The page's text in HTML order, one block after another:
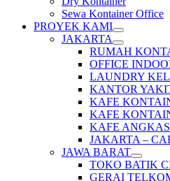
Sewa Kontainer Office
PROYEK KAMI
JAKARTA
RUMAH
OFFICE
LAUNDRY
KANTOR
KAFE
KAFE
KAFE
JAKARTA –
JAWA BARAT
TOKO BATIK
GERAI